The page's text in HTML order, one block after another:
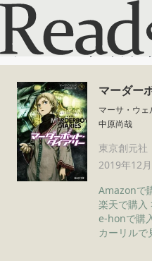
マーダーボッ
ホーム マーダーボット
マーダー
マーサ・ウェ
中原尚哉
東京創元社
2019年12
Amazonで
楽天で購入
e-honで購
カーリルで